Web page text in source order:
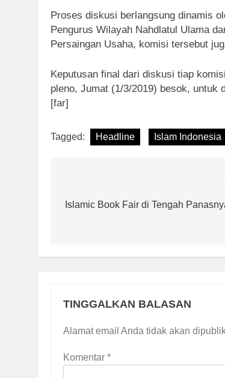
Proses diskusi berlangsung dinamis
Pengurus Wilayah Nahdlatul Ulama
Persaingan Usaha, komisi tersebut
Keputusan final dari diskusi tiap
pleno, Jumat (1/3/2019) besok, untuk
[far]
Tagged: Headline Islam Indonesia
pos
Islamic Book Fair di Tengah
TINGGALKAN BALASAN
Alamat email Anda tidak akan
Komentar *